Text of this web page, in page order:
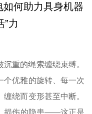
如何助力具身机器
”力
重的绳索缠绕束缚。
个优雅的旋转、每一次
绕而变形甚至中断。
损伤的隐患——这正是